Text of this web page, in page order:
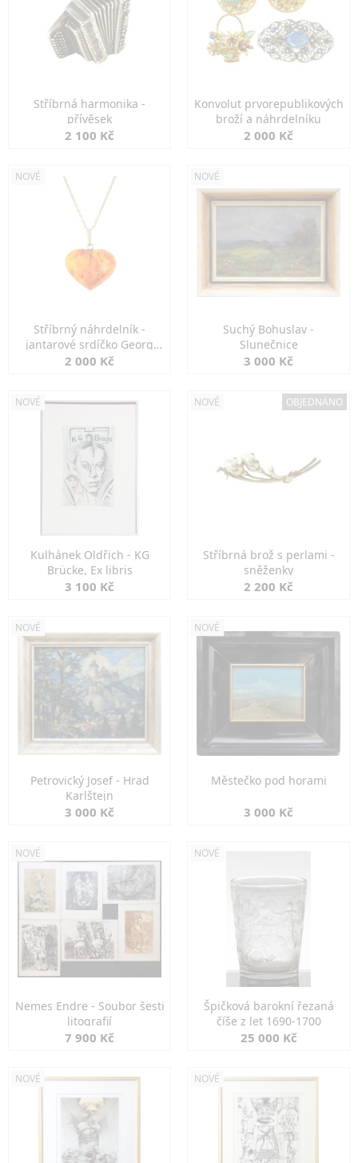
Stříbrná harmonika -
přívěsek
2 100 Kč
Konvolut prvorepublikových
broží a náhrdelníku
2 000 Kč
NOVÉ
Stříbrný náhrdelník -
jantarové srdíčko Georg
Kramer
2 000 Kč
NOVÉ
Suchý Bohuslav -
Slunečnice
3 000 Kč
NOVÉ
Kulhánek Oldřich - KG
Brücke, Ex libris
3 100 Kč
NOVÉ OBJEDNÁNO
Stříbrná brož s perlami -
sněženky
2 200 Kč
NOVÉ
Petrovický Josef - Hrad
Karlštejn
3 000 Kč
NOVÉ
Městečko pod horami
3 000 Kč
NOVÉ
Nemes Endre - Soubor šesti
litografií
7 900 Kč
NOVÉ
Špičková barokní řezaná
číše z let 1690-1700
25 000 Kč
NOVÉ NOVÉ